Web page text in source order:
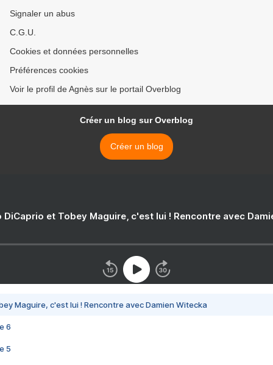
Signaler un abus
C.G.U.
Cookies et données personnelles
Préférences cookies
Voir le profil de Agnès sur le portail Overblog
Créer un blog sur Overblog
Créer un blog
DiCaprio et Tobey Maguire, c'est lui ! Rencontre avec
Maguire, c'est lui ! Rencontre avec Damien Witecka
6
5